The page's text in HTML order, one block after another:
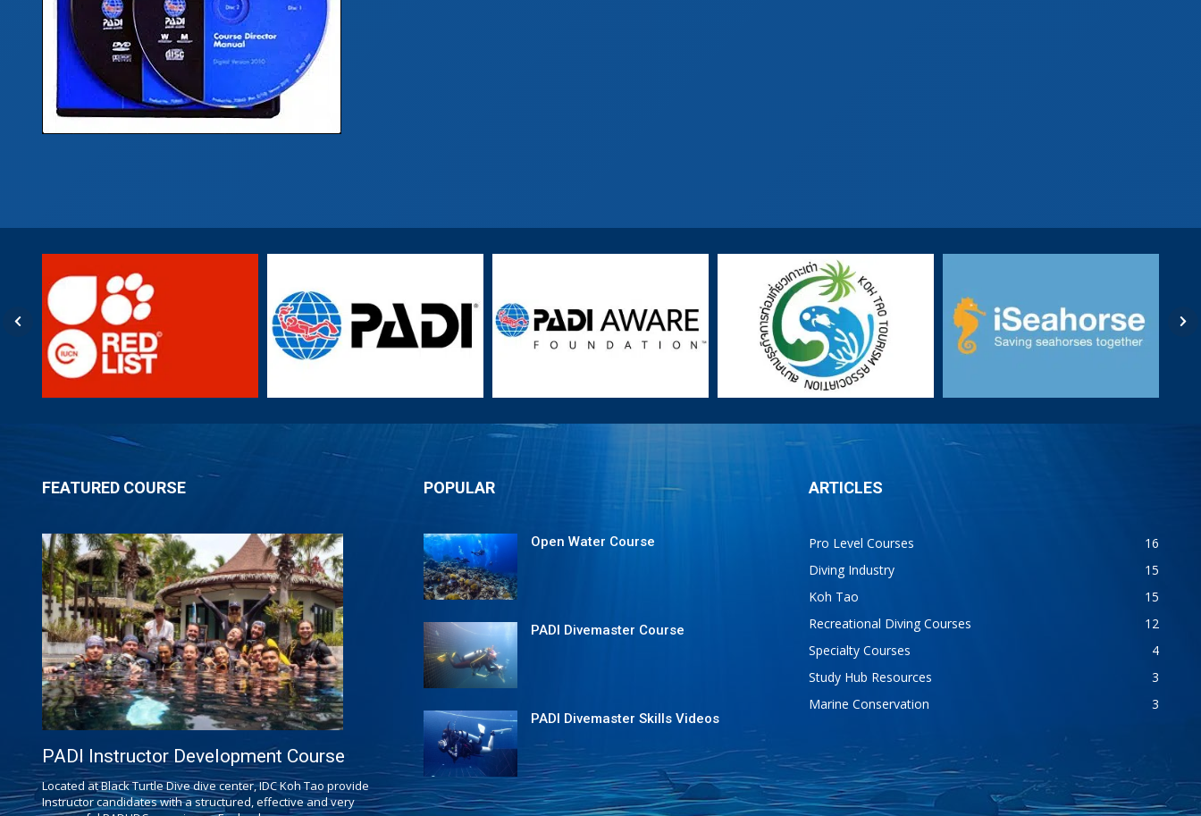
FEATURED COURSE
PADI Instructor Development Course
Located at Black Turtle Dive dive center, IDC Koh Tao provide
Instructor candidates with a structured, effective and very
POPULAR
Open Water Course
PADI Divemaster Course
PADI Divemaster Skills Videos
ARTICLES
Pro Level Courses
16
Diving Industry
15
Koh Tao
15
Recreational Diving Courses
12
Specialty Courses
4
Study Hub Resources
3
Marine Conservation
3